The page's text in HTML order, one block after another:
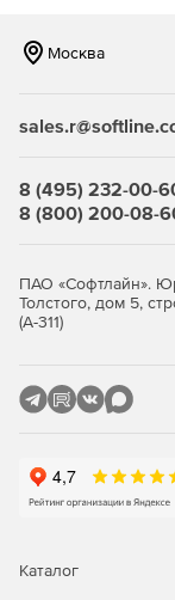
организаций,
с документами,
обеспечить
Москва
8 (495) 232-00-
8 (800) 200-08-
ПАО «Софтлайн».
Толстого, дом 5,
(А-311)
Каталог